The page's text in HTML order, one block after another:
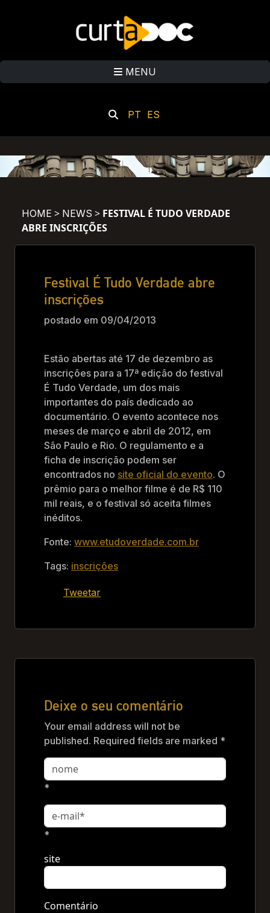
MENU
PT ES
HOME > NEWS > FESTIVAL É TUDO VERDADE
ABRE INSCRIÇÕES
Festival É Tudo Verdade abre
inscrições
postado em 09/04/2013
Estão abertas até 17 de dezembro as
inscrições para a 17ª edição do festival
É Tudo Verdade, um dos mais
importantes do país dedicado ao
documentário. O evento acontece nos
meses de março e abril de 2012, em
São Paulo e Rio. O regulamento e a
ficha de inscrição podem ser
encontrados no site oficial do evento. O
prêmio para o melhor filme é de R$ 110
mil reais, e o festival só aceita filmes
inéditos.
Fonte: www.etudoverdade.com.br
Tags: inscrições
Tweetar
Deixe o seu comentário
Your email address will not be
published. Required fields are marked *
*
*
site
Comentário